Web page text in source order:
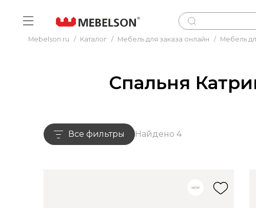
Mebelson.ru / Каталог / Мебель для заказа онлайн / Мебель
Спальня
Все фильтры Найдено 4